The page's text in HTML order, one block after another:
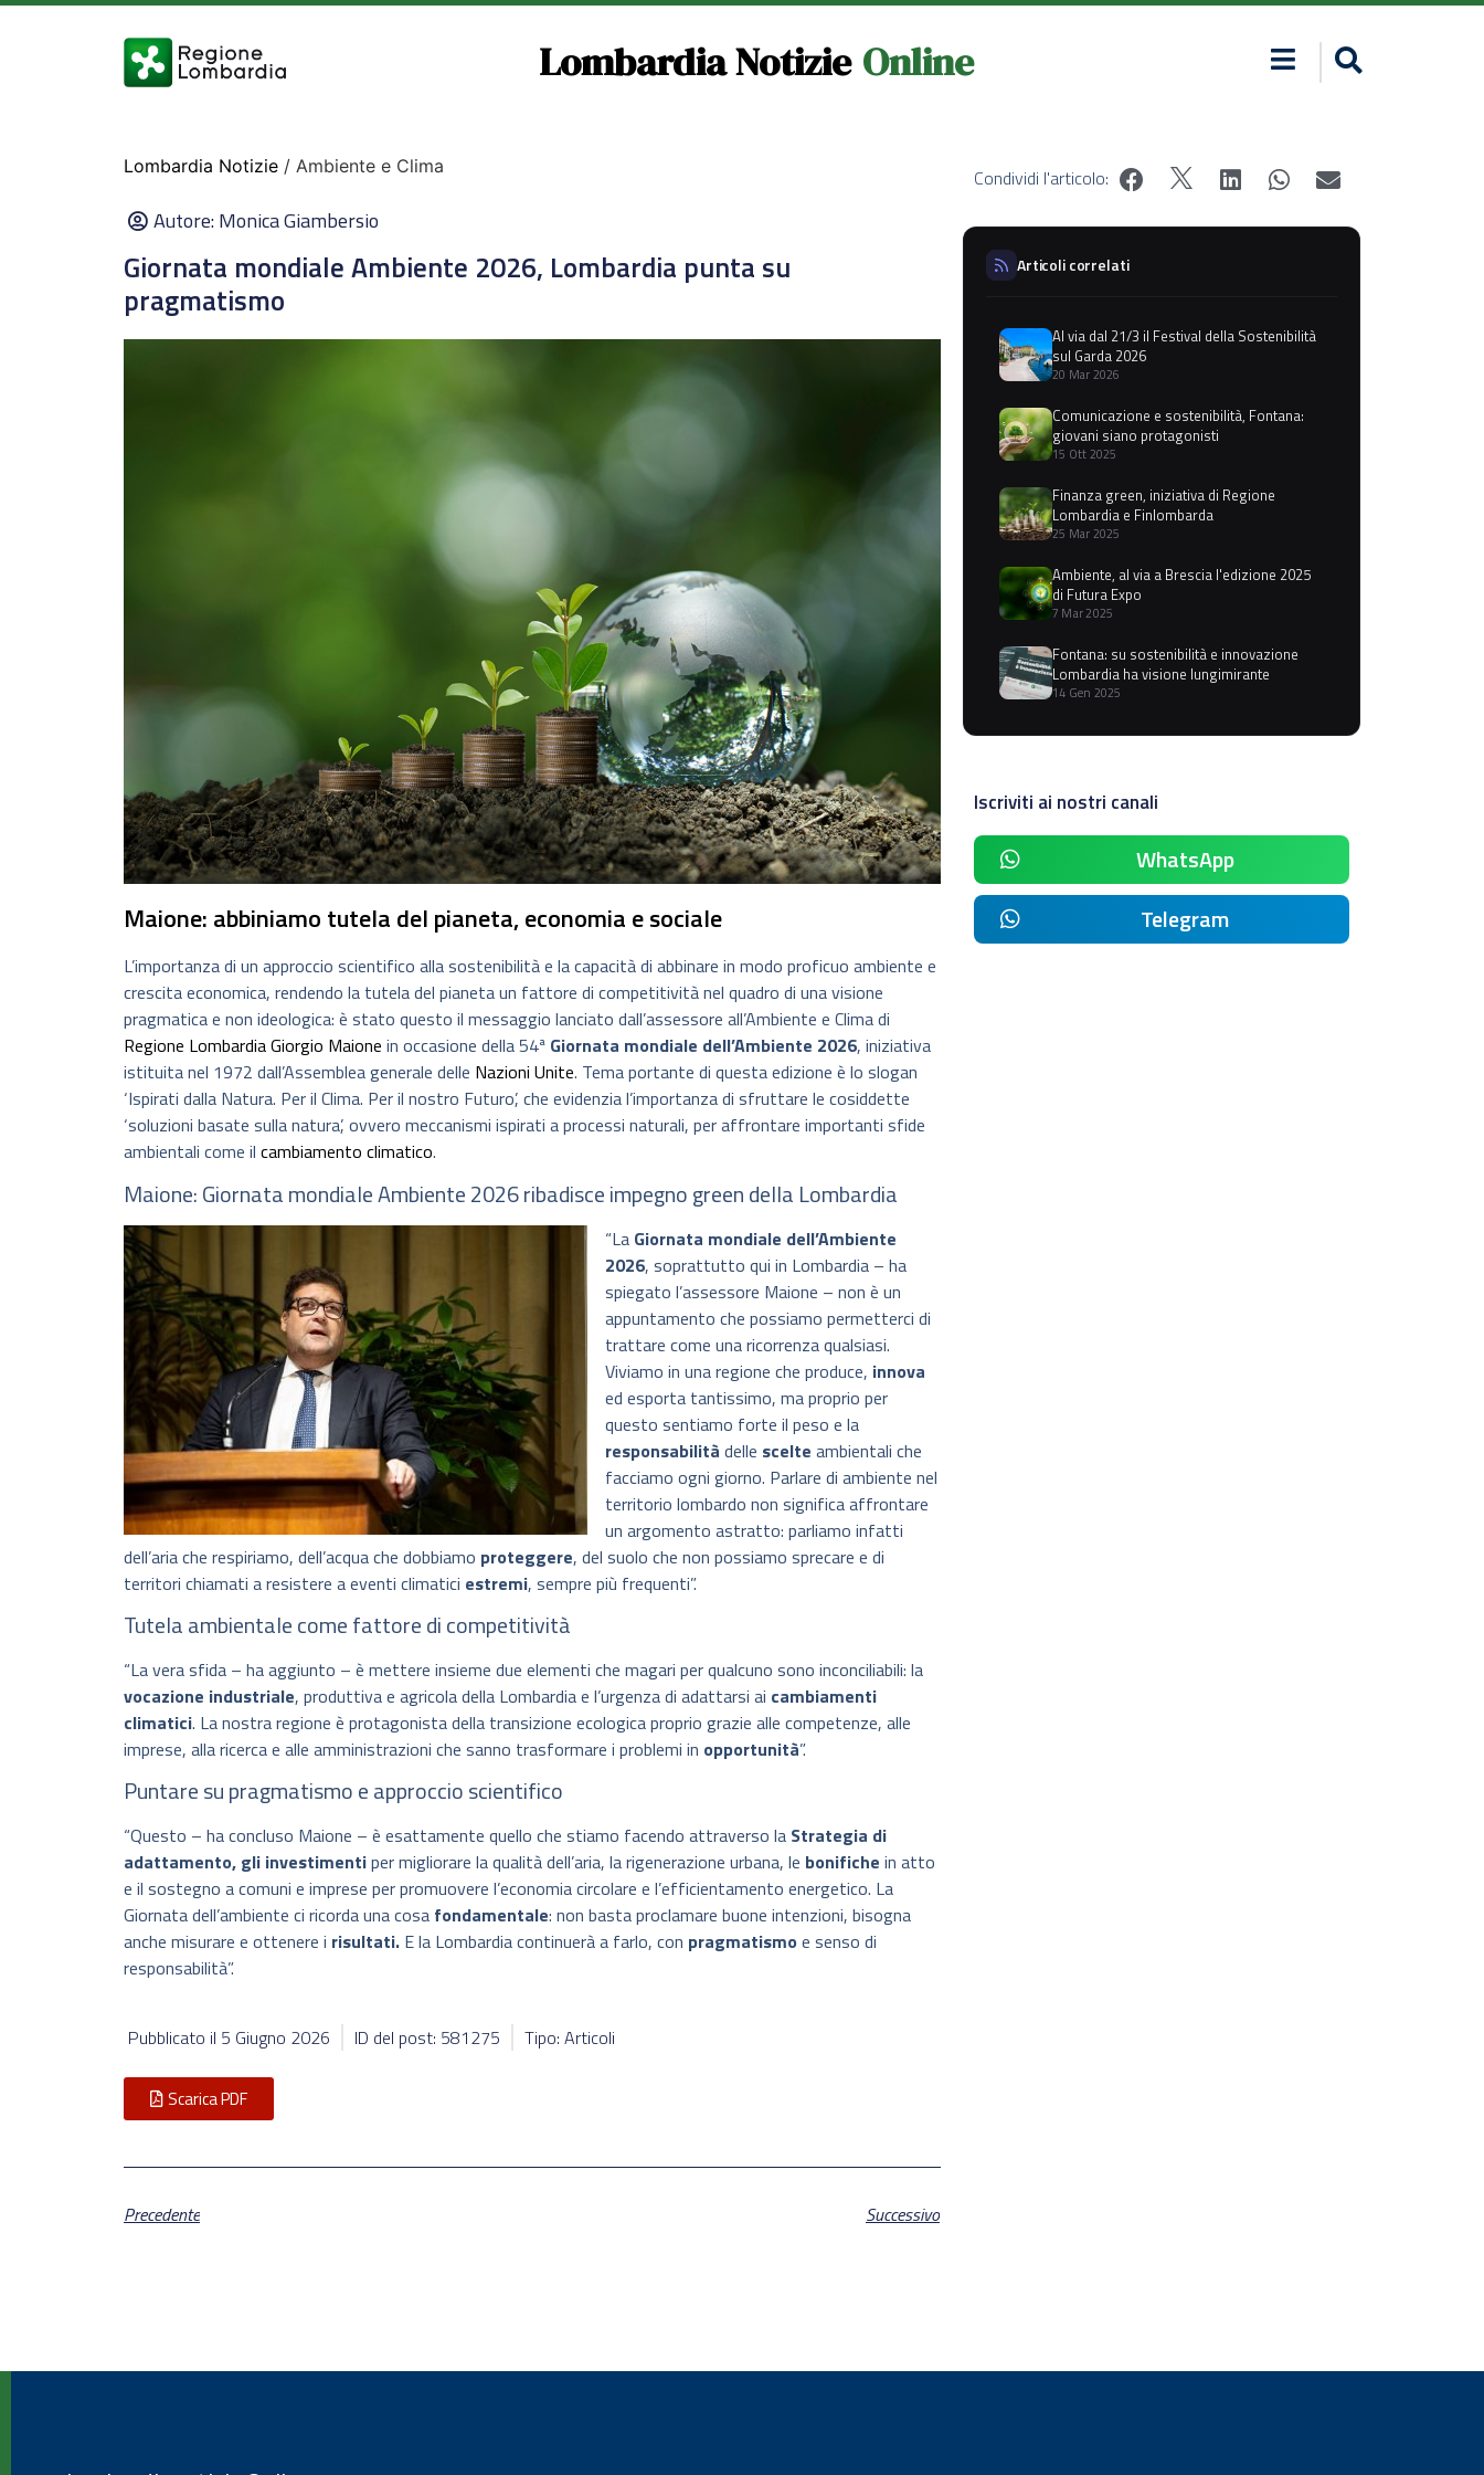
Lombardia Notizie Online
Lombardia Notizie / Ambiente e Clima
Autore:Monica Giambersio
Giornata mondiale Ambiente 2026, Lombardia punta su
pragmatismo
Maione: abbiniamo tutela del pianeta, economia e sociale
L’importanza di un approccio scientifico alla sostenibilità e la capacità di abbinare in modo proficuo ambiente e
crescita economica, rendendo la tutela del pianeta un fattore di competitività nel quadro di una visione
pragmatica e non ideologica: è stato questo il messaggio lanciato dall’assessore all’Ambiente e Clima di
Regione LombardiaGiorgio Maione in occasione della 54ª Giornata mondiale dell’Ambiente 2026, iniziativa
istituita nel 1972 dall’Assemblea generale delle Nazioni Unite. Tema portante di questa edizione è lo slogan
‘Ispirati dalla Natura. Per il Clima. Per il nostro Futuro’, che evidenzia l’importanza di sfruttare le cosiddette
‘soluzioni basate sulla natura’, ovvero meccanismi ispirati a processi naturali, per affrontare importanti sfide
ambientali come il cambiamento climatico.
Maione: Giornata mondiale Ambiente 2026 ribadisce impegno green della Lombardia
“La Giornata mondiale dell’Ambiente
2026, soprattutto qui in Lombardia – ha
spiegato l’assessore Maione – non è un
appuntamento che possiamo permetterci di
trattare come una ricorrenza qualsiasi.
Viviamo in una regione che produce, innova
ed esporta tantissimo, ma proprio per
questo sentiamo forte il peso e la
responsabilità delle scelte ambientali che
facciamo ogni giorno. Parlare di ambiente nel
territorio lombardo non significa affrontare
un argomento astratto: parliamo infatti
dell’aria che respiriamo, dell’acqua che dobbiamo proteggere, del suolo che non possiamo sprecare e di
territori chiamati a resistere a eventi climatici estremi, sempre più frequenti”.
Tutela ambientale come fattore di competitività
“La vera sfida – ha aggiunto – è mettere insieme due elementi che magari per qualcuno sono inconciliabili: la
vocazione industriale, produttiva e agricola della Lombardia e l’urgenza di adattarsi ai cambiamenti
climatici. La nostra regione è protagonista della transizione ecologica proprio grazie alle competenze, alle
imprese, alla ricerca e alle amministrazioni che sanno trasformare i problemi in opportunità”.
Puntare su pragmatismo e approccio scientifico
“Questo – ha concluso Maione – è esattamente quello che stiamo facendo attraverso la Strategia di
adattamento, gli investimentiper migliorare la qualità dell’aria, la rigenerazione urbana, le bonifiche in atto
e il sostegno a comuni e imprese per promuovere l’economia circolare e l’efficientamento energetico. La
Giornata dell’ambiente ci ricorda una cosa fondamentale: non basta proclamare buone intenzioni, bisogna
anche misurare e ottenere i risultati. E la Lombardia continuerà a farlo, con pragmatismo e senso di
responsabilità”.
Pubblicato il 5 Giugno 2026 ID del post: 581275 Tipo: Articoli
Scarica PDF
Precedente Successivo
Condividi l'articolo:
Articoli correlati
Al via dal 21/3 il Festival della Sostenibilità
sul Garda 2026
20 Mar 2026
Comunicazione e sostenibilità, Fontana:
giovani siano protagonisti
15 Ott 2025
Finanza green, iniziativa di Regione
Lombardia e Finlombarda
25 Mar 2025
Ambiente, al via a Brescia l'edizione 2025
di Futura Expo
7 Mar 2025
Fontana: su sostenibilità e innovazione
Lombardia ha visione lungimirante
14 Gen 2025
Iscriviti ai nostri canali
WhatsApp
Telegram